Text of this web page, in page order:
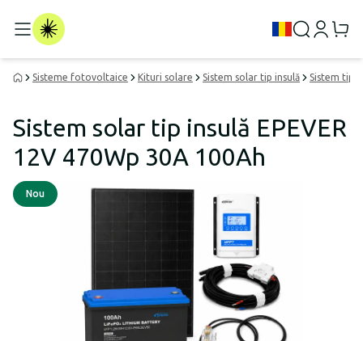
Sisteme fotovoltaice Kituri solare Sistem solar tip insulă Sistem tip
Sistem solar tip insulă EPEVER
12V 470Wp 30A 100Ah
Nou